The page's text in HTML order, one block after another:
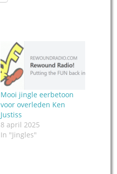
Mooi jingle eerbetoon
voor overleden Ken
Justiss
8 april 2025
In "Jingles"